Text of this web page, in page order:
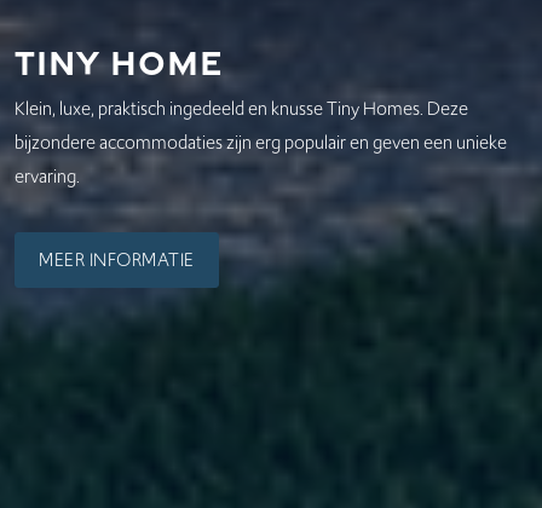
Tiny Home
Klein, luxe, praktisch ingedeeld en knusse Tiny Homes. Deze
bijzondere accommodaties zijn erg populair en geven een unieke
ervaring.
MEER INFORMATIE